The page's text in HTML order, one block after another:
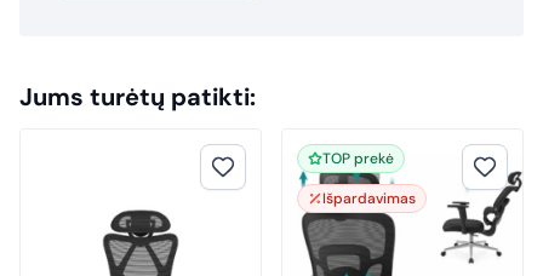
Jums turėtų patikti:
TOP prekė
Išpardavimas